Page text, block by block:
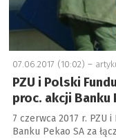
07.06.2017 (10:02) –
PZU i Polski
proc. akcji Banku
7 czerwca 2017 r. PZU
Banku Pekao SA za